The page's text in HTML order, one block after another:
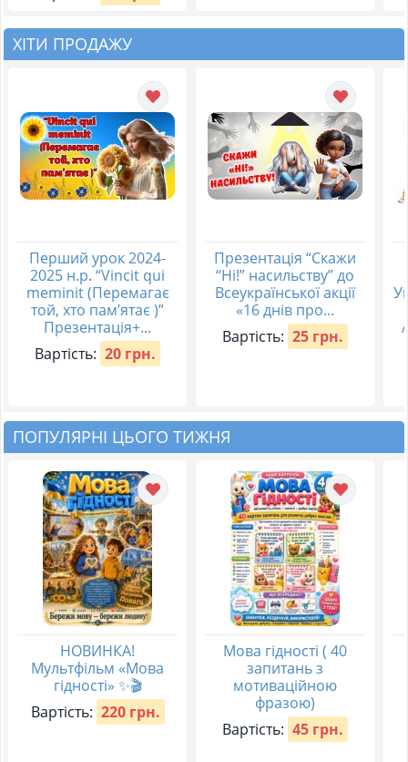
ХІТИ ПРОДАЖУ
Перший урок 2024-
2025 н.р. “Vincit qui
meminit (Перемагає
той, хто пам’ятає )”
Презентація+...
Вартість: 20 грн.
Презентація “Скажи
“Ні!” насильству” до
Всеукраїнської акції
«16 днів про...
Вартість: 25 грн.
ПОПУЛЯРНІ ЦЬОГО ТИЖНЯ
НОВИНКА!
Мультфільм «Мова
гідності» ✨🎬
Вартість: 220 грн.
Мова гідності ( 40
запитань з
мотиваційною
фразою)
Вартість: 45 грн.